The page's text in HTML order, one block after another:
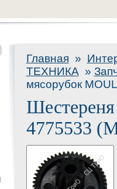
Главная »
ТЕХНИКА »
мясорубок
4775533